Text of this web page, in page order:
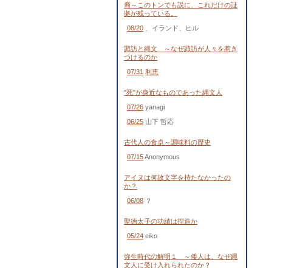
裔～このトンでも説に、これだけの証
拠が残っている。
08/20
、イランド、ヒル
諏訪と縄文 ～なぜ諏訪が人々を惹き
つけるのか
07/31 利恵
"死"が身近なものであった縄文人
07/26 yanagi
06/25 山下 哲応
古代人の食卓～調味料の歴史
07/15Anonymous
アイヌは何故文字を持たなかったの
か？
06/08 ？
聖徳太子の功績は捏造か
05/24 eiko
弥生時代の解明１ ～倭人は、なぜ縄
文人に受け入れられたのか？